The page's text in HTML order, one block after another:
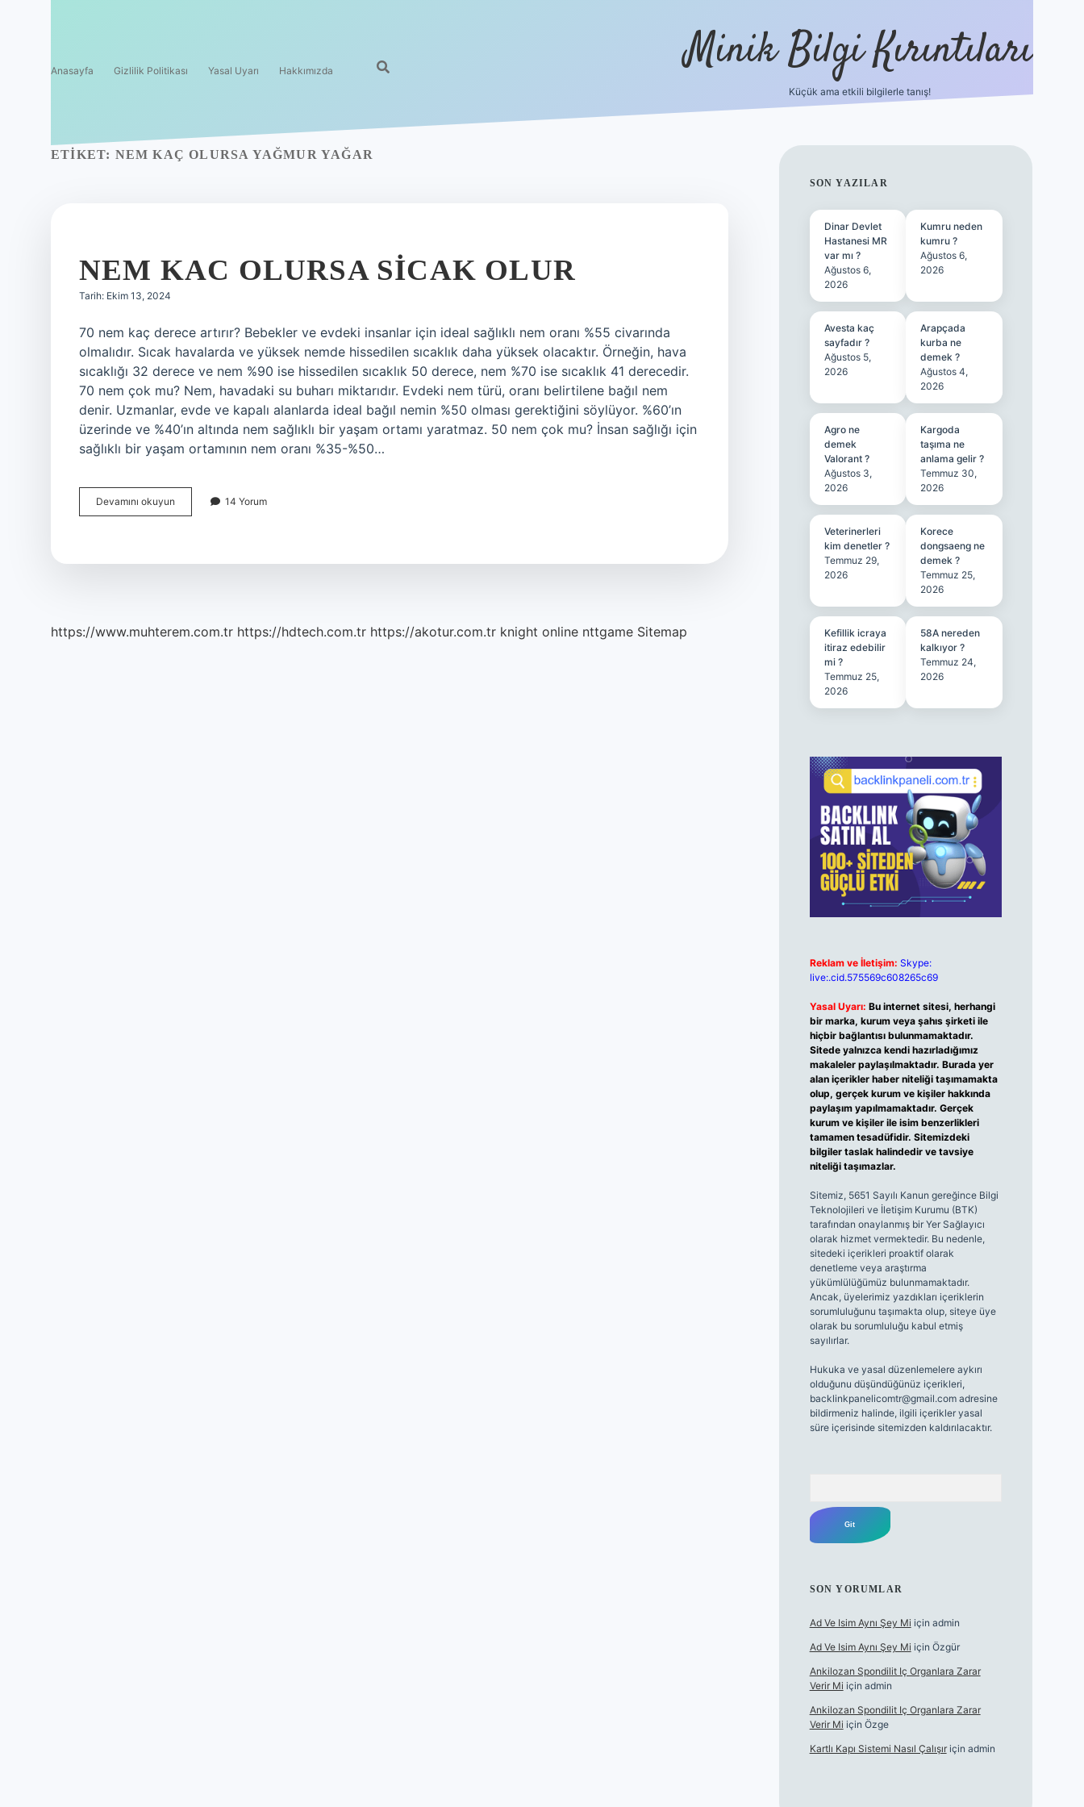
Anasayfa Gizlilik Politikası Yasal Uyarı Hakkımızda Minik Bilgi Kırıntıları
Küçük ama etkili bilgilerle tanış!
ETIKET: NEM KAÇ OLURSA YAĞMUR YAĞAR
NEM KAC OLURSA SICAK OLUR
Tarih: Ekim 13, 2024
70 nem kaç derece artırır? Bebekler ve evdeki insanlar için ideal sağlıklı nem oranı %55 civarında
olmalıdır. Sıcak havalarda ve yüksek nemde hissedilen sıcaklık daha yüksek olacaktır. Örneğin, hava
sıcaklığı 32 derece ve nem %90 ise hissedilen sıcaklık 50 derece, nem %70 ise sıcaklık 41 derecedir.
70 nem çok mu? Nem, havadaki su buharı miktarıdır. Evdeki nem türü, oranı belirtilene bağıl nem
denir. Uzmanlar, evde ve kapalı alanlarda ideal bağıl nemin %50 olması gerektiğini söylüyor. %60’ın
üzerinde ve %40’ın altında nem sağlıklı bir yaşam ortamı yaratmaz. 50 nem çok mu? İnsan sağlığı için
sağlıklı bir yaşam ortamının nem oranı %35-%50…
Devamını okuyun
Kac
14 Yorum
https://www.muhterem.com.tr https://hdtech.com.tr https://akotur.com.tr knight online nttgame Sitemap
SIDEBAR
SON YAZILAR
Dinar Devlet
Hastanesi MR
var mı ?
Ağustos 6,
2026
Kumru neden
kumru ?
Ağustos 6,
2026
Avesta kaç
sayfadır ?
Ağustos 5,
2026
Arapçada
kurba ne
demek ?
Ağustos 4,
2026
Agro ne
demek
Valorant ?
Ağustos 3,
2026
Kargoda
taşıma ne
anlama gelir ?
Temmuz 30,
2026
Veterinerleri
kim denetler ?
Temmuz 29,
2026
Korece
dongsaeng ne
demek ?
Temmuz 25,
2026
Kefillik icraya
itiraz edebilir
mi ?
Temmuz 25,
2026
58A nereden
kalkıyor ?
Temmuz 24,
2026
Reklam ve İletişim: Skype:
live:.cid.575569c608265c69
Yasal Uyarı: Bu internet sitesi, herhangi
bir marka, kurum veya şahıs şirketi ile
hiçbir bağlantısı bulunmamaktadır.
Sitede yalnızca kendi hazırladığımız
makaleler paylaşılmaktadır. Burada yer
alan içerikler haber niteliği taşımamakta
olup, gerçek kurum ve kişiler hakkında
paylaşım yapılmamaktadır. Gerçek
kurum ve kişiler ile isim benzerlikleri
tamamen tesadüfidir. Sitemizdeki
bilgiler taslak halindedir ve tavsiye
niteliği taşımazlar.
Sitemiz, 5651 Sayılı Kanun gereğince Bilgi
Teknolojileri ve İletişim Kurumu (BTK)
tarafından onaylanmış bir Yer Sağlayıcı
olarak hizmet vermektedir. Bu nedenle,
sitedeki içerikleri proaktif olarak
denetleme veya araştırma
yükümlülüğümüz bulunmamaktadır.
Ancak, üyelerimiz yazdıkları içeriklerin
sorumluluğunu taşımakta olup, siteye üye
olarak bu sorumluluğu kabul etmiş
sayılırlar.
Hukuka ve yasal düzenlemelere aykırı
olduğunu düşündüğünüz içerikleri,
backlinkpanelicomtr@gmail.comadresine
bildirmeniz halinde, ilgili içerikler yasal
süre içerisinde sitemizden kaldırılacaktır.
SON YORUMLAR
Ad Ve Isim Aynı Şey Mi için admin
Ad Ve Isim Aynı Şey Mi için Özgür
Ankilozan Spondilit Iç Organlara Zarar
Verir Mi için admin
Ankilozan Spondilit Iç Organlara Zarar
Verir Mi için Özge
Kartlı Kapı Sistemi Nasıl Çalışıriçin admin
ilbet